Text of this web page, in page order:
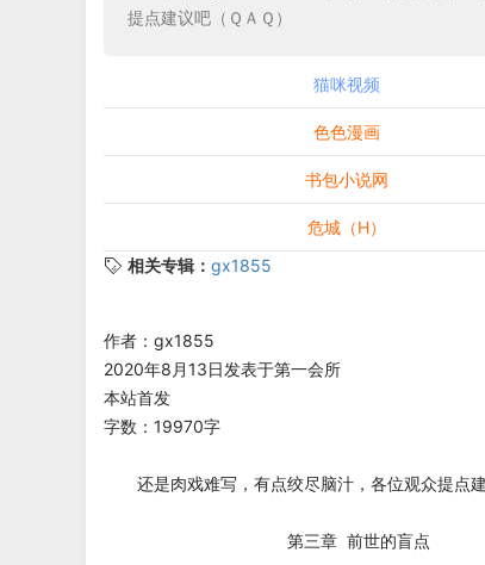
提点建议吧（ＱＡＱ）
猫咪视频
色色漫画
书包小说网
危城（H）
相关专辑： gx1855
作者：gx1855
2020年8月13日发表于第一会所
本站首发
字数：19970字
还是肉戏难写，有点绞尽脑汁，各位观众提点建
第三章 前世的盲点